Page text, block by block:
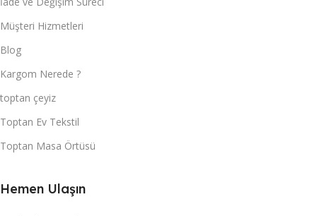
Müşteri Hizmetleri
Blog
Kargom Nerede ?
toptan çeyiz
Toptan Ev Tekstil
Toptan Masa Örtüsü
Hemen Ulaşın